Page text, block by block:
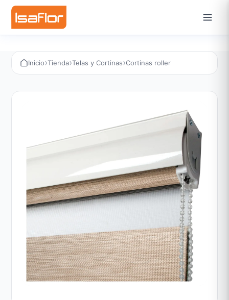
Inicio›Tienda›Telas y Cortinas›Cortinas roller